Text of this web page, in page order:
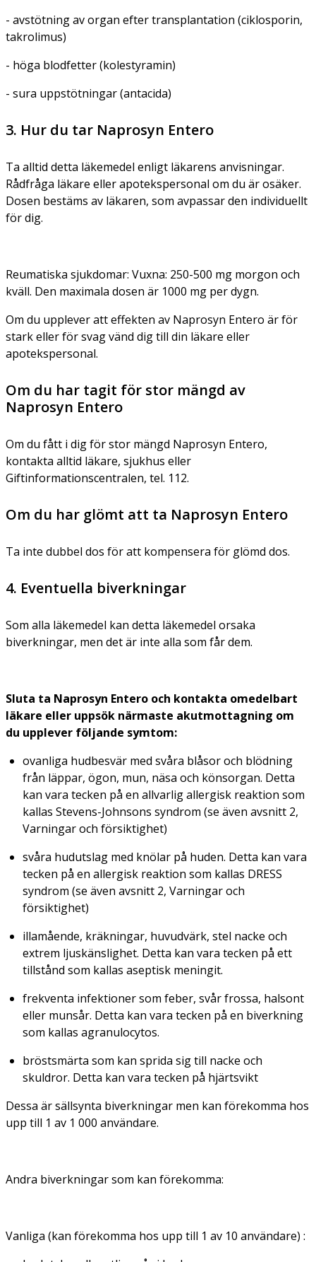
- avstötning av organ efter transplantation (ciklosporin,
takrolimus)
- höga blodfetter (kolestyramin)
- sura uppstötningar (antacida)
3. Hur du tar Naprosyn Entero
Ta alltid detta läkemedel enligt läkarens anvisningar.
Rådfråga läkare eller apotekspersonal om du är osäker.
Dosen bestäms av läkaren, som avpassar den individuellt
för dig.
Reumatiska sjukdomar: Vuxna: 250-500 mg morgon och
kväll. Den maximala dosen är 1000 mg per dygn.
Om du upplever att effekten av Naprosyn Entero är för
stark eller för svag vänd dig till din läkare eller
apotekspersonal.
Om du har tagit för stor mängd av
Naprosyn Entero
Om du fått i dig för stor mängd Naprosyn Entero,
kontakta alltid läkare, sjukhus eller
Giftinformationscentralen, tel. 112.
Om du har glömt att ta Naprosyn Entero
Ta inte dubbel dos för att kompensera för glömd dos.
4. Eventuella biverkningar
Som alla läkemedel kan detta läkemedel orsaka
biverkningar, men det är inte alla som får dem.
Sluta ta Naprosyn Entero och kontakta omedelbart
läkare eller uppsök närmaste akutmottagning om
du upplever följande symtom:
ovanliga hudbesvär med svåra blåsor och blödning
från läppar, ögon, mun, näsa och könsorgan. Detta
kan vara tecken på en allvarlig allergisk reaktion som
kallas Stevens-Johnsons syndrom (se även avsnitt 2,
Varningar och försiktighet)
svåra hudutslag med knölar på huden. Detta kan vara
tecken på en allergisk reaktion som kallas DRESS
syndrom (se även avsnitt 2, Varningar och
försiktighet)
illamående, kräkningar, huvudvärk, stel nacke och
extrem ljuskänslighet. Detta kan vara tecken på ett
tillstånd som kallas aseptisk meningit.
frekventa infektioner som feber, svår frossa, halsont
eller munsår. Detta kan vara tecken på en biverkning
som kallas agranulocytos.
bröstsmärta som kan sprida sig till nacke och
skuldror. Detta kan vara tecken på hjärtsvikt
Dessa är sällsynta biverkningar men kan förekomma hos
upp till 1 av 1 000 användare.
Andra biverkningar som kan förekomma:
Vanliga (kan förekomma hos upp till 1 av 10 användare) :